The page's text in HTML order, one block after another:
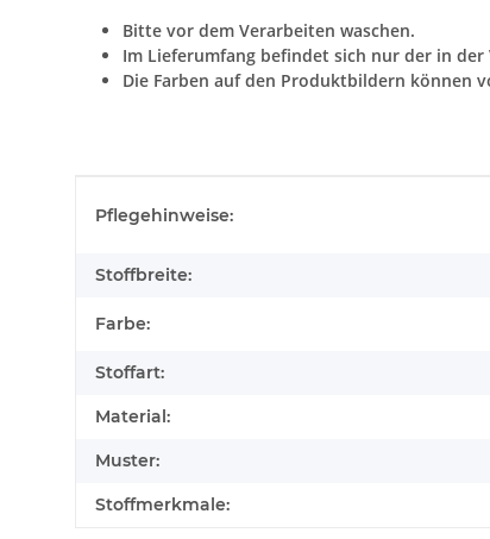
Bitte vor dem Verarbeiten waschen.
Im Lieferumfang befindet sich nur der in
Die Farben auf den Produktbildern können
Pflegehinweise:
Stoffbreite:
Farbe:
Stoffart:
Material:
Muster:
Stoffmerkmale: